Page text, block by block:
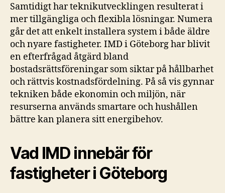
Samtidigt har teknikutvecklingen resulterat i
mer tillgängliga och flexibla lösningar. Numera
går det att enkelt installera system i både äldre
och nyare fastigheter. IMD i Göteborg har blivit
en efterfrågad åtgärd bland
bostadsrättsföreningar som siktar på hållbarhet
och rättvis kostnadsfördelning. På så vis gynnar
tekniken både ekonomin och miljön, när
resurserna används smartare och hushållen
bättre kan planera sitt energibehov.
Vad IMD innebär för
fastigheter i Göteborg